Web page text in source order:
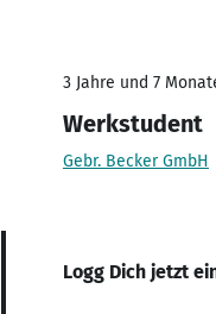
3 Jahre und 7
Werkstudent
Gebr. Becker GmbH
Logg Dich jetzt